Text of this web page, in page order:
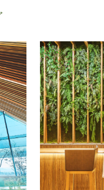
全無料！（３万